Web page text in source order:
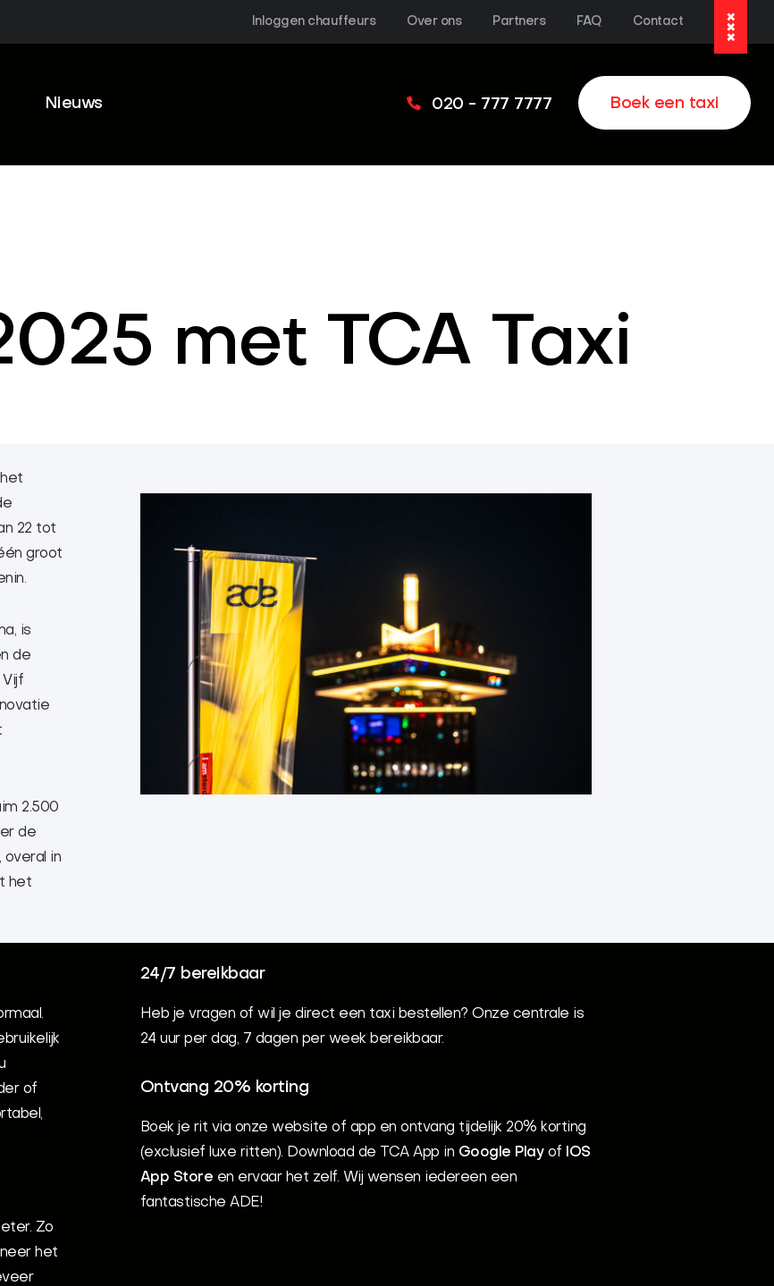
Boek een taxi
Inloggen chauffeurs Over ons Partners FAQ Contact
Nieuws 020 - 777 7777
met TCA Taxi
22 tot
groot
is
de
2.500
de
overal in
het
of
Zo
het
24/7 bereikbaar
Heb je vragen of wil je direct een taxi bestellen? Onze centrale is
24 uur per dag, 7 dagen per week bereikbaar.
Ontvang 20% korting
Boek je rit via onze website of app en ontvang tijdelijk 20% korting
(exclusief luxe ritten). Download de TCA App in Google Playof
IOS
App Store en ervaar het zelf. Wij wensen iedereen een
fantastische ADE!